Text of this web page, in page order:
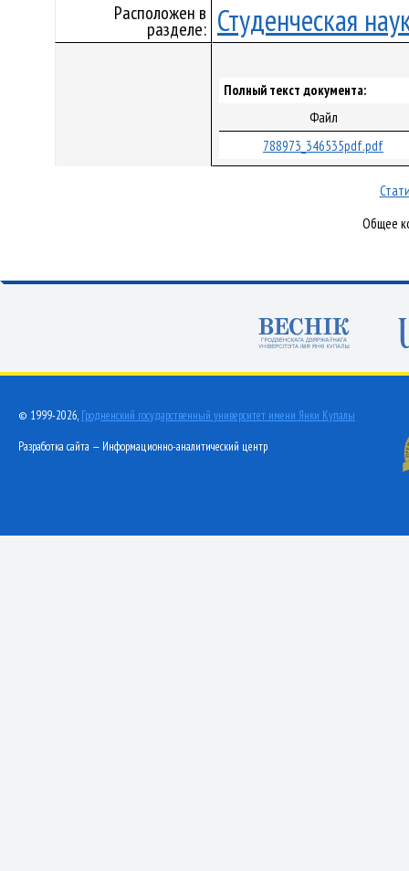
Расположен в
разделе: Студенческая
Полный текст документа:
Файл
788973_346535pdf.pdf
Общее
© 1999-2026, Гродненский государственный университет имени Янки Купалы
Разработка сайта — Информационно-аналитический центр